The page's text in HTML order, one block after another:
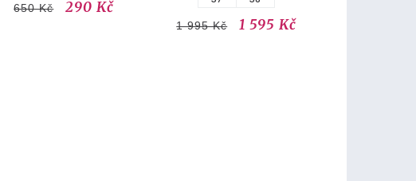
650 Kč 290 Kč
1 995 Kč 1 595 Kč